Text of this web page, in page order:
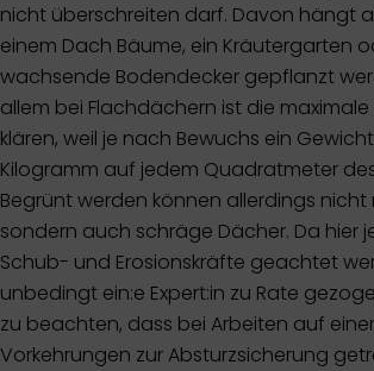
nicht überschreiten darf. Davon hängt
einem Dach Bäume, ein Kräutergarten
wachsende Bodendecker gepflanzt
allem bei Flachdächern ist die
klären, weil je nach Bewuchs ein
Kilogramm auf jedem Quadratmeter
Begrünt werden können allerdings nicht
sondern auch schräge Dächer. Da hier
Schub- und Erosionskräfte geachtet
unbedingt ein:e Expert:in zu Rate
zu beachten, dass bei Arbeiten auf
Vorkehrungen zur Absturzsicherung